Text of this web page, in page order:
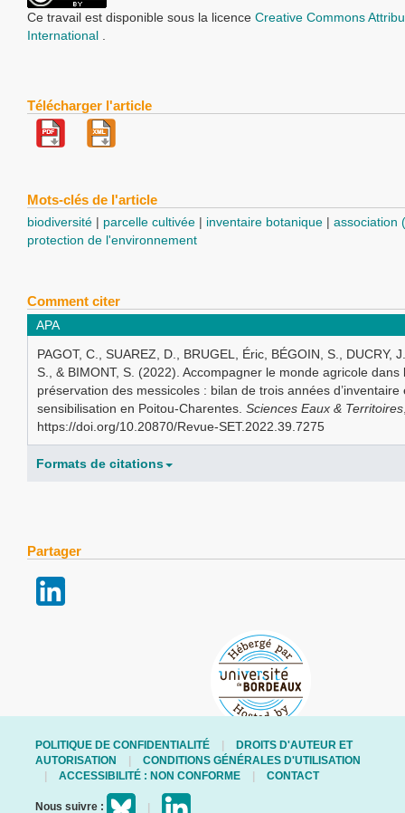
Ce travail est disponible sous la licence Creative Commons
International .
Télécharger l'article
Mots-clés de l'article
biodiversité parcelle cultivée inventaire botanique
association
protection de l'environnement
Comment citer
APA
PAGOT, C., SUAREZ, D., BRUGEL, Éric, BÉGOIN, S., DUCRY,
S., & BIMONT, S. (2022). Accompagner le monde agricole dans
préservation des messicoles : bilan de trois années d’inventaire
sensibilisation en Poitou-Charentes. Sciences Eaux & Territoires
https://doi.org/10.20870/Revue-SET.2022.39.7275
Formats de citations
Partager
POLITIQUE DE CONFIDENTIALITÉ
DROITS D'AUTEUR ET
AUTORISATION
CONDITIONS GÉNÉRALES D'UTILISATION
ACCESSIBILITÉ : NON CONFORME
CONTACT
Nous suivre :